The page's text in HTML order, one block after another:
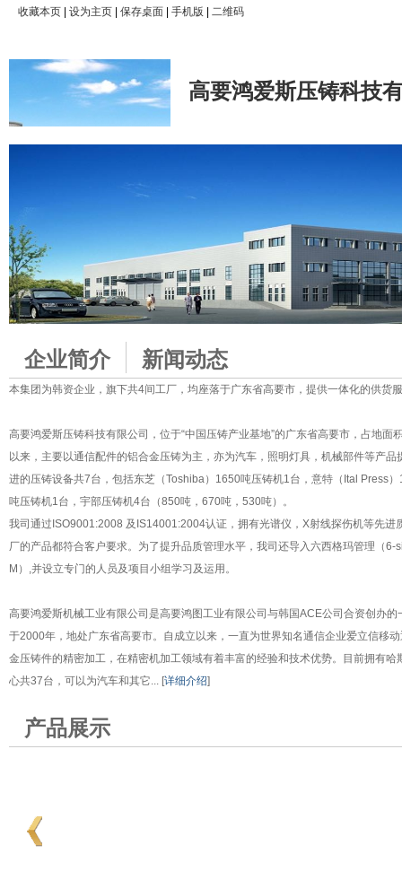
收藏本页 设为主页 保存桌面 手机版 二维码
高要鸿爱斯压铸科技
企业简介 新闻动态
本集团为韩资企业，旗下共4间工厂，均座落于广东省高要市，提供一体化的供货
高要鸿爱斯压铸科技有限公司，位于“中国压铸产业基地”的广东省高要市，占地面
以来，主要以通信配件的铝合金压铸为主，亦为汽车，照明灯具，机械部件等产
进的压铸设备共7台，包括东芝（Toshiba）1650吨压铸机1台，意特（Ital Press
吨压铸机1台，宇部压铸机4台（850吨，670吨，530吨）。
我司通过ISO9001:2008 及IS14001:2004认证，拥有光谱仪，X射线探伤机等先进
厂的产品都符合客户要求。为了提升品质管理水平，我司还导入六西格玛管理（6-
M）,并设立专门的人员及项目小组学习及运用。
高要鸿爱斯机械工业有限公司是高要鸿图工业有限公司与韩国ACE公司合资创办
于2000年，地处广东省高要市。自成立以来，一直为世界知名通信企业爱立信移
金压铸件的精密加工，在精密机加工领域有着丰富的经验和技术优势。目前拥有哈
心共37台，可以为汽车和其它... [详细介绍]
产品展示